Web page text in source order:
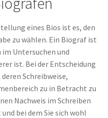
eines Bios ist es, den
zu wählen. Ein Biograf ist
Untersuchen und
ist. Bei der Entscheidung
Schreibweise,
zu in Betracht zu
Nachweis im Schreiben
bei dem Sie sich wohl